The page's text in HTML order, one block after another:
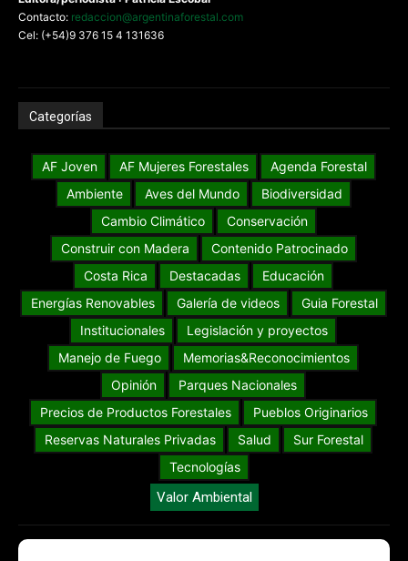
Contacto: redaccion@argentinaforestal.com
Cel: (+54)9 376 15 4 131636
Categorías
AF Joven AF Mujeres Forestales
Agenda Forestal
Ambiente
Aves del Mundo
Biodiversidad
Cambio Climático
Conservación
Construir con Madera
Contenido Patrocinado
Costa Rica
Destacadas
Educación
Energías Renovables
Galería de videos
Guia Forestal
Institucionales
Legislación y proyectos
Manejo de Fuego
Memorias&Reconocimientos
Opinión
Parques Nacionales
Precios de Productos Forestales
Pueblos Originarios
Reservas Naturales Privadas
Salud
Sur Forestal
Tecnologías
Valor Ambiental